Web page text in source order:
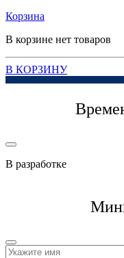
Корзина
В корзине нет товаров
В КОРЗИНУ
В разработке